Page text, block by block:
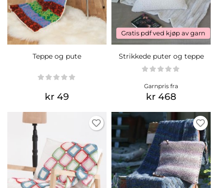
Teppe og pute
kr 49
Gratis pdf ved kjøp av garn
Strikkede puter og teppe
Garnpris fra
kr 468